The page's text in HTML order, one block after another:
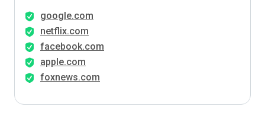
google.com
netflix.com
facebook.com
apple.com
foxnews.com